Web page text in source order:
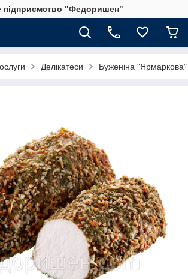
підприємство "Федоришен"
Делікатеси Буженіна "Ярмаркова"